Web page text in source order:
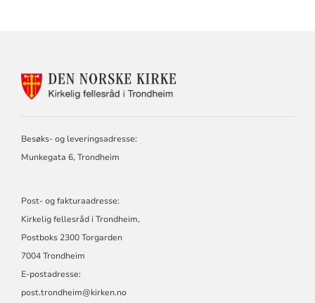
KONTAKTINFORMASJON
Besøks- og leveringsadresse:
Munkegata 6, Trondheim
Post- og fakturaadresse:
Kirkelig fellesråd i Trondheim,
Postboks 2300 Torgarden
7004 Trondheim
E-postadresse:
post.trondheim@kirken.no